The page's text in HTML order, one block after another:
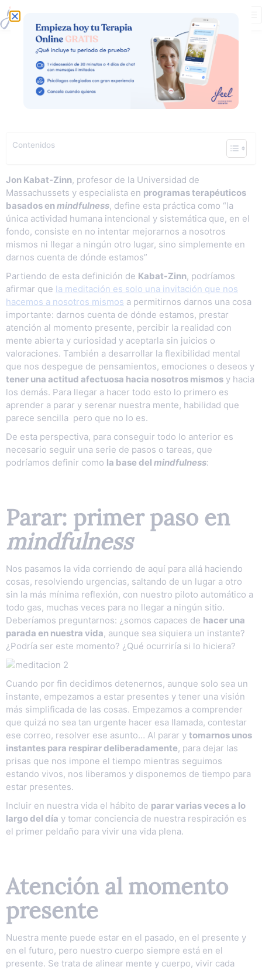
7 pasos básicos en
la práctica de
mindfulness
Contenidos
Jon Kabat-Zinn, profesor de la Universidad de
Massachussets y especialista en programas terapéuticos
basados enmindfulness, define esta práctica como “la
única actividad humana intencional y sistemática que, en el
fondo, consiste en no intentar mejorarnos a nosotros
mismos ni llegar a ningún otro lugar, sino simplemente en
darnos cuenta de dónde estamos”
Partiendo de esta definición de Kabat-Zinn, podríamos
afirmar que la meditación es solo una invitación que nos
hacemos a nosotros mismos a permitirnos darnos una cosa
importante: darnos cuenta de dónde estamos, prestar
atención al momento presente, percibir la realidad con
mente abierta y curiosidad y aceptarla sin juicios o
valoraciones. También a desarrollar la flexibilidad mental
que nos despegue de pensamientos, emociones o deseos y
tener una actitud afectuosa hacia nosotros mismos y hacia
los demás. Para llegar a hacer todo esto lo primero es
aprender a parar y serenar nuestra mente, habilidad que
parece sencilla pero que no lo es.
De esta perspectiva, para conseguir todo lo anterior es
necesario seguir una serie de pasos o tareas, que
podríamos definir como la base del mindfulness:
Parar: primer paso en
mindfulness
Nos pasamos la vida corriendo de aquí para allá haciendo
cosas, resolviendo urgencias, saltando de un lugar a otro
sin la más mínima reflexión, con nuestro piloto automático a
todo gas, muchas veces para no llegar a ningún sitio.
Deberíamos preguntarnos: ¿somos capaces de hacer una
parada en nuestra vida, aunque sea siquiera un instante?
¿Podría ser este momento? ¿Qué ocurriría si lo hiciera?
Cuando por fin decidimos detenernos, aunque solo sea un
instante, empezamos a estar presentes y tener una visión
más simplificada de las cosas. Empezamos a comprender
que quizá no sea tan urgente hacer esa llamada, contestar
ese correo, resolver ese asunto… Al parar y tomarnos unos
instantes para respirar deliberadamente, para dejar las
prisas que nos impone el tiempo mientras seguimos
estando vivos, nos liberamos y disponemos de tiempo para
estar presentes.
Incluir en nuestra vida el hábito de parar varias veces a lo
largo del día y tomar conciencia de nuestra respiración es
el primer peldaño para vivir una vida plena.
Atención al momento
presente
Nuestra mente puede estar en el pasado, en el presente y
en el futuro, pero nuestro cuerpo siempre está en el
presente. Se trata de alinear mente y cuerpo, vivir cada